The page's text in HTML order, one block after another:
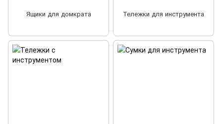
Ящики для домкрата Тележки для инструмента